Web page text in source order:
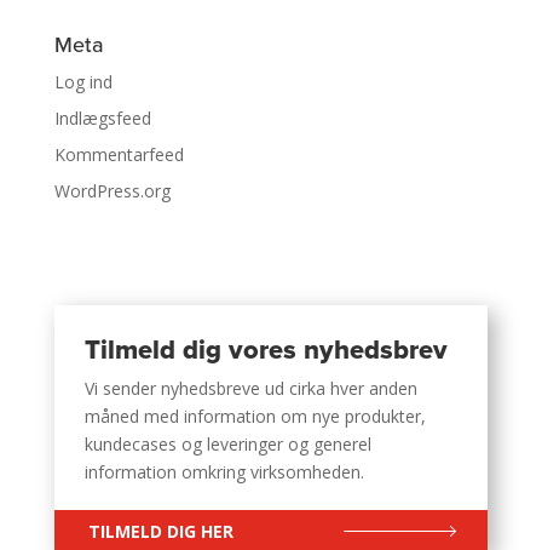
Meta
Log ind
Indlægsfeed
Kommentarfeed
WordPress.org
Tilmeld dig vores nyhedsbrev
Vi sender nyhedsbreve ud cirka hver anden
måned med information om nye produkter,
kundecases og leveringer og generel
information omkring virksomheden.
TILMELD DIG HER